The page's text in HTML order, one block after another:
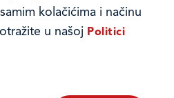
kolačićima i načinu
u našoj Politici
mijenjanjem
web-pregledniku.